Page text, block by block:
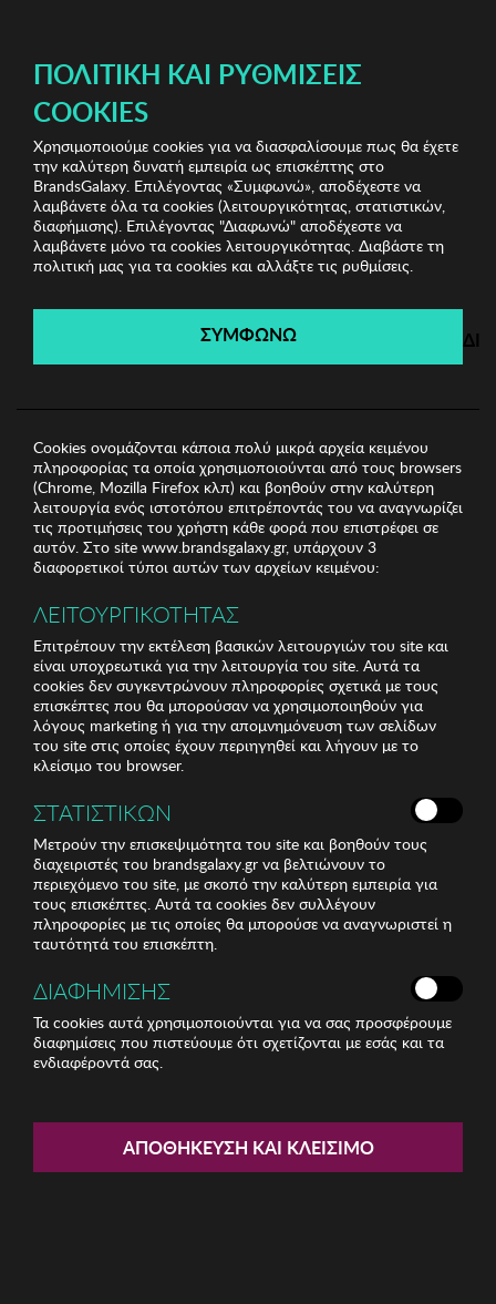
Bedding & Bathroom Shop Ριχτάρια
Ριχτάρι
170x210cm Mijolnir
Bedding & Bathroom Shop
Λήγει σε: 02ημέρες | 02ώρες 04λεπτά 27δευτ.
Ριχτάρι 170x210cm Mijolnir
ΠΟΛΙΤΙΚΉ ΚΑΙ ΡΥΘΜΊΣΕΙΣ
COOKIES
Χρησιμοποιούμε cookies για να διασφαλίσουμε πως θα έχετε
την καλύτερη δυνατή εμπειρία ως επισκέπτης στο
BrandsGalaxy. Επιλέγοντας «Συμφωνώ», αποδέχεστε να
λαμβάνετε όλα τα cookies (λειτουργικότητας, στατιστικών,
διαφήμισης). Επιλέγοντας "Διαφωνώ" αποδέχεστε να
λαμβάνετε μόνο τα cookies λειτουργικότητας. Διαβάστε τη
πολιτική μας για τα cookies και αλλάξτε τις ρυθμίσεις.
ΣΥΜΦΩΝΩ
Cookies ονομάζονται κάποια πολύ μικρά αρχεία κειμένου
πληροφορίας τα οποία χρησιμοποιούνται από τους browsers
(Chrome, Mozilla Firefox κλπ) και βοηθούν στην καλύτερη
λειτουργία ενός ιστοτόπου επιτρέποντάς του να αναγνωρίζει
τις προτιμήσεις του χρήστη κάθε φορά που επιστρέφει σε
αυτόν. Στο site www.brandsgalaxy.gr, υπάρχουν 3
διαφορετικοί τύποι αυτών των αρχείων κειμένου:
ΛΕΙΤΟΥΡΓΙΚΟΤΗΤΑΣ
Επιτρέπουν την εκτέλεση βασικών λειτουργιών του site και
είναι υποχρεωτικά για την λειτουργία του site. Αυτά τα
cookies δεν συγκεντρώνουν πληροφορίες σχετικά με τους
επισκέπτες που θα μπορούσαν να χρησιμοποιηθούν για
λόγους marketing ή για την απομνημόνευση των σελίδων
του site στις οποίες έχουν περιηγηθεί και λήγουν με το
κλείσιμο του browser.
ΣΤΑΤΙΣΤΙΚΩΝ
Μετρούν την επισκεψιμότητα του site και βοηθούν τους
διαχειριστές του brandsgalaxy.gr να βελτιώνουν το
περιεχόμενο του site, με σκοπό την καλύτερη εμπειρία για
τους επισκέπτες. Αυτά τα cookies δεν συλλέγουν
πληροφορίες με τις οποίες θα μπορούσε να αναγνωριστεί η
ταυτότητά του επισκέπτη.
ΔΙΑΦΗΜΙΣΗΣ
Τα cookies αυτά χρησιμοποιούνται για να σας προσφέρουμε
διαφημίσεις που πιστεύουμε ότι σχετίζονται με εσάς και τα
ενδιαφέροντά σας.
ΑΠΟΘΉΚΕΥΣΗ ΚΑΙ ΚΛΕΊΣΙΜΟ